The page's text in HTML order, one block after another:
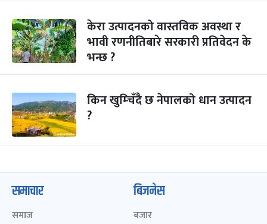
केरा उत्पादनको वास्तविक अवस्था र
भावी रणनीतिबारे सरकारी प्रतिवेदन के
भन्छ ?
किन खुम्चिँदै छ नेपालको धान उत्पादन
?
समाचार
समाज
बिजनेस
बजार